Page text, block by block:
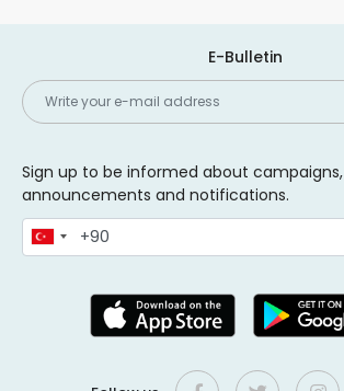
E-Bulletin
Sign up to be informed about campaigns,
announcements and notifications.